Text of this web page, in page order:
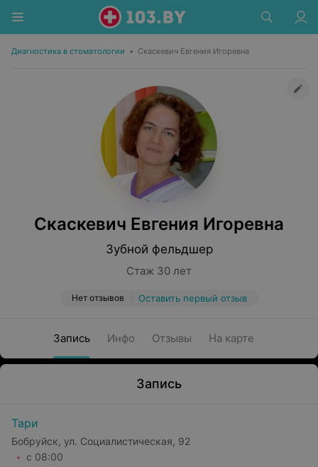
Диагностика в стоматологии • Скаскевич Евгения Игоревна
Скаскевич Евгения Игоревна
Зубной фельдшер
Стаж 30 лет
Нет отзывов Оставить первый отзыв
Запись Инфо Отзывы На карте
Запись
Тари
Бобруйск, ул. Социалистическая, 92
с 08:00